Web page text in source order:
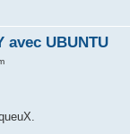
avec UBUNTU